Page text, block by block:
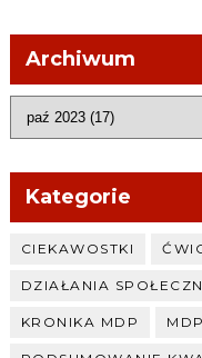
Archiwum
Kategorie
CIEKAWOSTKI
DZIAŁANIA
KRONIKA MDP MDP